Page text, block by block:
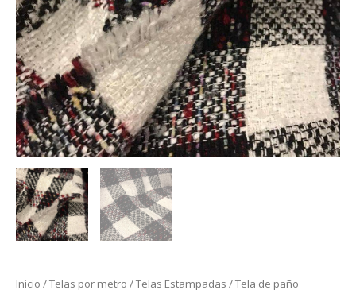
Inicio /Telas por metro /Telas Estampadas / Tela de paño